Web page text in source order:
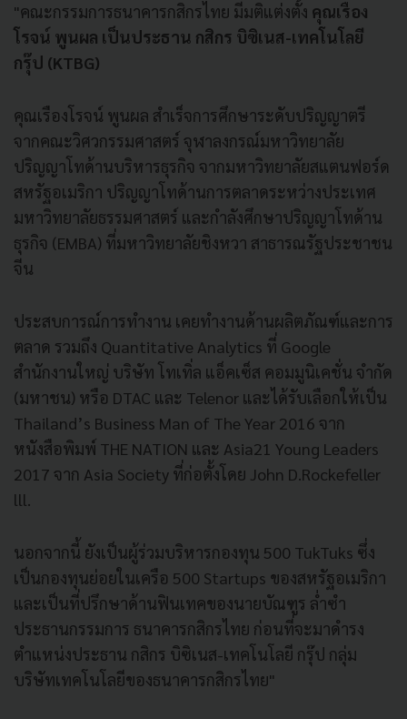
"คณะกรรมการธนาคารกสิกรไทย มีมติแต่งตั้ง คุณเรือง
โรจน์ พูนผล เป็นประธาน กสิกร บิซิเนส-เทคโนโลยี
กรุ๊ป (KTBG)
คุณเรืองโรจน์ พูนผล สำเร็จการศึกษาระดับปริญญาตรี
จากคณะวิศวกรรมศาสตร์ จุฬาลงกรณ์มหาวิทยาลัย
ปริญญาโทด้านบริหารธุรกิจ จากมหาวิทยาลัยสแตนฟอร์ด
สหรัฐอเมริกา ปริญญาโทด้านการตลาดระหว่างประเทศ
มหาวิทยาลัยธรรมศาสตร์ และกำลังศึกษาปริญญาโทด้าน
ธุรกิจ (EMBA) ที่มหาวิทยาลัยชิงหวา สาธารณรัฐประชาชน
จีน
ประสบการณ์การทำงาน เคยทำงานด้านผลิตภัณฑ์และการ
ตลาด รวมถึง Quantitative Analytics ที่ Google
สำนักงานใหญ่ บริษัท โทเทิ่ล แอ็คเซ็ส คอมมูนิเคชั่น จำกัด
(มหาชน) หรือ DTAC และ Telenor และได้รับเลือกให้เป็น
Thailand’s Business Man of The Year 2016 จาก
หนังสือพิมพ์ THE NATION และ Asia21 Young Leaders
2017 จาก Asia Society ที่ก่อตั้งโดย John D.Rockefeller
lll.
นอกจากนี้ ยังเป็นผู้ร่วมบริหารกองทุน 500 TukTuks ซึ่ง
เป็นกองทุนย่อยในเครือ 500 Startups ของสหรัฐอเมริกา
และเป็นที่ปรึกษาด้านฟินเทคของนายบัณฑูร ล่ำซำ
ประธานกรรมการ ธนาคารกสิกรไทย ก่อนที่จะมาดำรง
ตำแหน่งประธาน กสิกร บิซิเนส-เทคโนโลยี กรุ๊ป กลุ่ม
บริษัทเทคโนโลยีของธนาคารกสิกรไทย"